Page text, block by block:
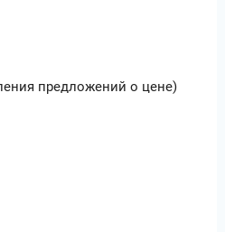
предложений о цене)